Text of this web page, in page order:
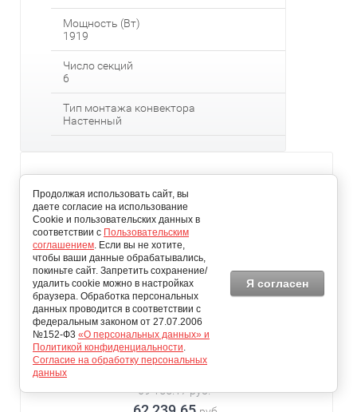
Мощность (Вт)
1919
Число секций
6
Тип монтажа конвектора
Настенный
Батарея отопления трубчатая кимры квартиры РСК 5-1200-8
69 155.17руб.
Продолжая использовать сайт, вы
даете согласие на использование
Cookie и пользовательских данных в
соответствии с Пользовательским
соглашением. Если вы не хотите,
чтобы ваши данные обрабатывались,
покиньте сайт. Запретить сохранение/
удалить cookie можно в настройках
браузера. Обработка персональных
данных проводится в соответствии с
федеральным законом от 27.07.2006
№152-Ф3 «О персональных данных» и
Политикой конфиденциальности.
Согласие на обработку персональных
данных
Я согласен